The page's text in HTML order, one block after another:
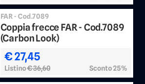
FAR - Cod.7089
Coppia frecce FAR - Cod.7089
(Carbon Look)
€ 27,45
Listino€ 36,60 Sconto 25%